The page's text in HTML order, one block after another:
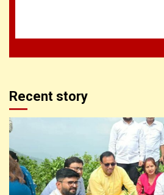
Recent story